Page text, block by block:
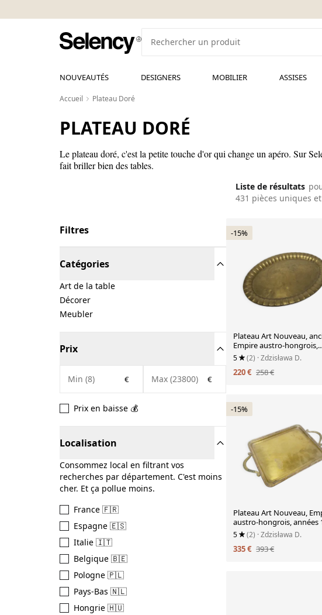
NOUVEAUTÉS DESIGNERS MOBILIER ASSISES
Accueil Plateau Doré
PLATEAU DORÉ
Le plateau doré, c'est la petite touche d'or qui change un apéro. Sur
fait briller bien des tables.
Liste de résultats
431 pièces uniques
Filtres
Catégories
Art de la table
Décorer
Meubler
Prix
€ €
Prix en baisse 💰
Localisation
Consommez local en filtrant vos
recherches par département. C'est moins
cher. Et ça pollue moins.
France 🇫🇷
Espagne 🇪🇸
Italie 🇮🇹
Belgique 🇧🇪
Pologne 🇵🇱
Pays-Bas 🇳🇱
Hongrie 🇭🇺
-15%
Plateau Art Nouveau,
Empire austro-hongrois,
années 1930
5 (2) · Zdzisława D.
220 € 258 €
-15%
Plateau Art Nouveau,
austro-hongrois, années
5 (2) · Zdzisława D.
335 € 393 €